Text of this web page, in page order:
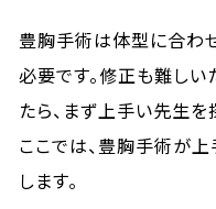
豊胸手術は体型に合わ
必要です。修正も難し
たら、まず上手い先生を
ここでは、豊胸手術が
します。